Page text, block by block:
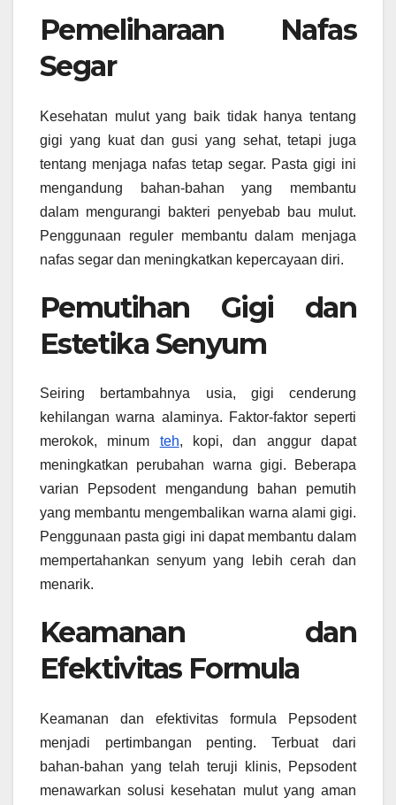
Pemeliharaan Nafas
Segar
Kesehatan mulut yang baik tidak hanya tentang
gigi yang kuat dan gusi yang sehat, tetapi juga
tentang menjaga nafas tetap segar. Pasta gigi ini
mengandung bahan-bahan yang membantu
dalam mengurangi bakteri penyebab bau mulut.
Penggunaan reguler membantu dalam menjaga
nafas segar dan meningkatkan kepercayaan diri.
Pemutihan Gigi dan
Estetika Senyum
Seiring bertambahnya usia, gigi cenderung
kehilangan warna alaminya. Faktor-faktor seperti
merokok, minum teh, kopi, dan anggur dapat
meningkatkan perubahan warna gigi. Beberapa
varian Pepsodent mengandung bahan pemutih
yang membantu mengembalikan warna alami gigi.
Penggunaan pasta gigi ini dapat membantu dalam
mempertahankan senyum yang lebih cerah dan
menarik.
Keamanan dan
Efektivitas Formula
Keamanan dan efektivitas formula Pepsodent
menjadi pertimbangan penting. Terbuat dari
bahan-bahan yang telah teruji klinis, Pepsodent
menawarkan solusi kesehatan mulut yang aman